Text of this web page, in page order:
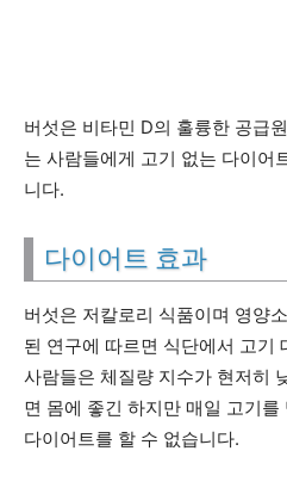
버섯은 비타민 D의 훌륭한 공급
는 사람들에게 고기 없는 다이어
니다.
다이어트 효과
버섯은 저칼로리 식품이며 영양
된 연구에 따르면 식단에서 고기
사람들은 체질량 지수가 현저히
면 몸에 좋긴 하지만 매일 고기
다이어트를 할 수 없습니다.